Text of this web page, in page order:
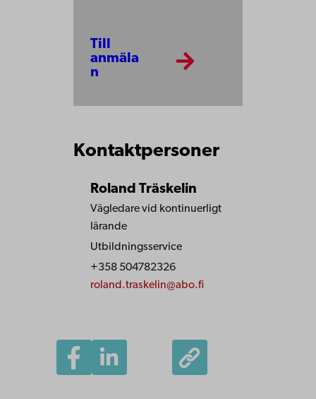
Till
anmäla
n
Kontaktpersoner
Roland Träskelin
Vägledare vid kontinuerligt
lärande
Utbildningsservice
+358 504782326
roland.traskelin@abo.fi